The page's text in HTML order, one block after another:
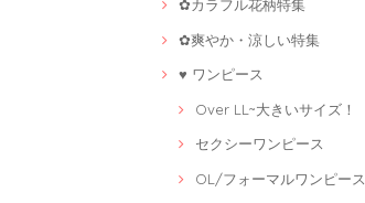
✿カラフル花柄特集
✿爽やか・涼しい特集
♥ ワンピース
Over LL~大きいサイズ！
セクシーワンピース
OL/フォーマルワンピース